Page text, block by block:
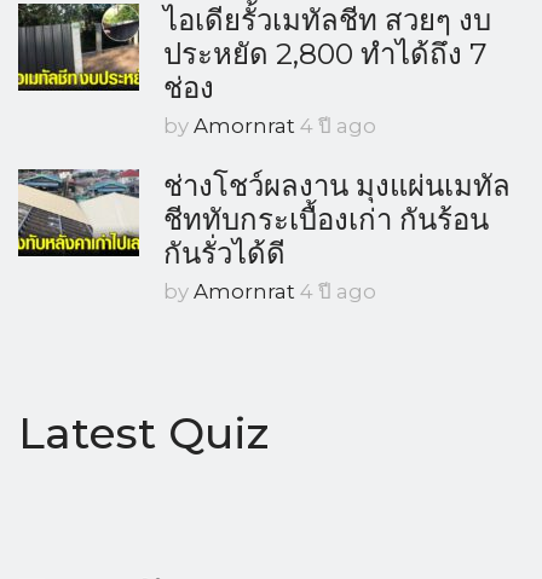
ไอเดียรั้วเมทัลชีท สวยๆ งบ
ประหยัด 2,800 ทำได้ถึง 7
ช่อง
by Amornrat 4 ปี ago
ช่างโชว์ผลงาน มุงแผ่นเมทัล
ชีททับกระเบื้องเก่า กันร้อน
กันรั่วได้ดี
by Amornrat 4 ปี ago
Latest Quiz